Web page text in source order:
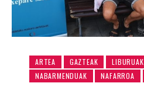
ARTEA GAZTEAK LIBURUAK
NABARMENDUAK
NAFARROA